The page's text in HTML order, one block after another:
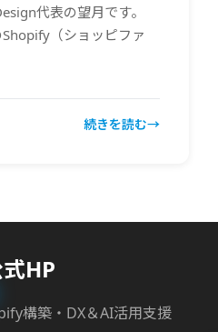
代表の望月です。
（ショッピファ
続きを読む
HP
構築・DX＆AI活用支援